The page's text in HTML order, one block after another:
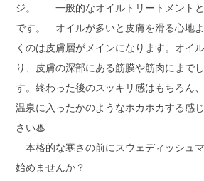
ジ。 一般的なオイルトリートメントと
です。 オイルが多いと皮膚を滑る心地
くのは皮膚層がメインになります。オイ
り、皮膚の深部にある筋膜や筋肉にまで
す。終わった後のスッキリ感はもちろん
温泉に入ったかのようなホカホカする感
さい♨
本格的な寒さの前にスウェディッシュマ
始めませんか？